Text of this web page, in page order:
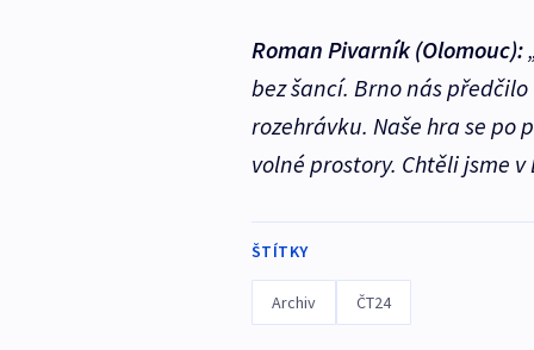
Roman Pivarník (Olomouc):
bez šancí. Brno nás
rozehrávku. Naše hra se po
volné prostory. Chtěli jsme
ŠTÍTKY
Archiv ČT24